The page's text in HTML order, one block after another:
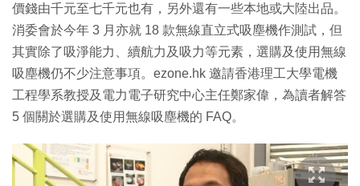
價錢由千元至七千元也有，另外還有一些本地或大陸出品。
消委會於今年 3 月亦就 18 款無線直立式吸塵機作測試，但
其實除了吸淨能力、續航力及吸力等元素，選購及使用無線
吸塵機仍不少注意事項。ezone.hk 邀請香港理工大學電機
工程學系教授及電力電子研究中心主任鄭家偉，為讀者解答
5 個關於選購及使用無線吸塵機的 FAQ。